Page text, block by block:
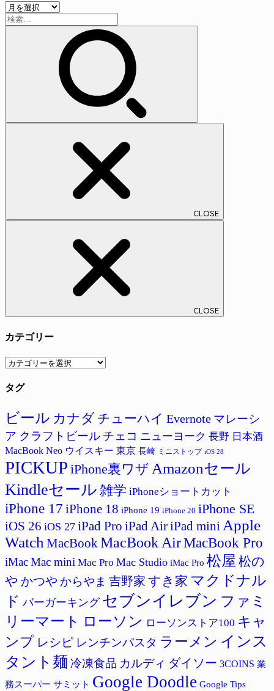
ー
ア
ー
検
索:
CLOSE
CLOSE
カテゴリー
カ
ゴ
ー
タグ
ビール カナダ チューハイ Evernote マレーシ
ア クラフトビール チェコ ニューヨーク 長野 日本酒
MacBook Neo ウイスキー 東京 長崎 ミニストップ iOS 28
PICKUP iPhone裏ワザ Amazonセール
Kindleセール 雑学 iPhoneショートカット
iPhone 17 iPhone 18 iPhone 19 iPhone 20 iPhone SE
iOS 26 iOS 27 iPad Pro iPad AiriPad miniApple
WatchMacBookMacBook AirMacBook Pro
iMacMac mini Mac Pro Mac Studio iMac Pro 松屋 松の
や かつや からやま 吉野家 すき家 マクドナル
ド バーガーキング セブンイレブン ファミ
リーマート ローソン ローソンストア100 キャ
ンプ レシピ レンチンパスタ ラーメン インス
タント麺 冷凍食品 カルディ ダイソー 3COINS 業
務スーパー サミット Google Doodle Google Tips